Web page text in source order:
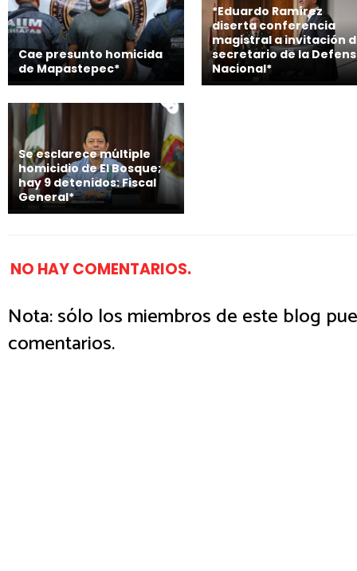
Cae presunto homicida
de Mapastepec*
*Eduardo Ramírez
diserta conferencia
magistral a invitación
secretario de la
Nacional*
Se esclarece múltiple
homicidio de El Bosque;
hay 9 detenidos: Fiscal
General*
NO HAY COMENTARIOS.
Nota: sólo los miembros de este blog
comentarios.